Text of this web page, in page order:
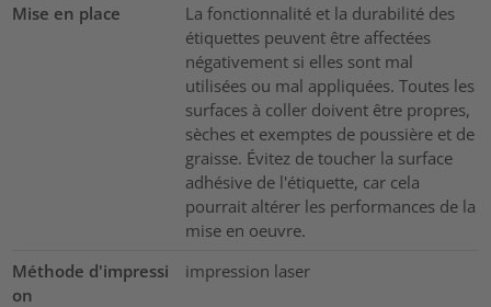
Mise en place
La fonctionnalité et la durabilité des
étiquettes peuvent être affectées
négativement si elles sont mal
utilisées ou mal appliquées. Toutes les
surfaces à coller doivent être propres,
sèches et exemptes de poussière et de
graisse. Évitez de toucher la surface
adhésive de l'étiquette, car cela
pourrait altérer les performances de la
mise en oeuvre.
Méthode d'impressi
on
impression laser